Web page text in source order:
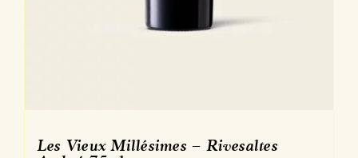
Les Vieux Millésimes – Rivesaltes